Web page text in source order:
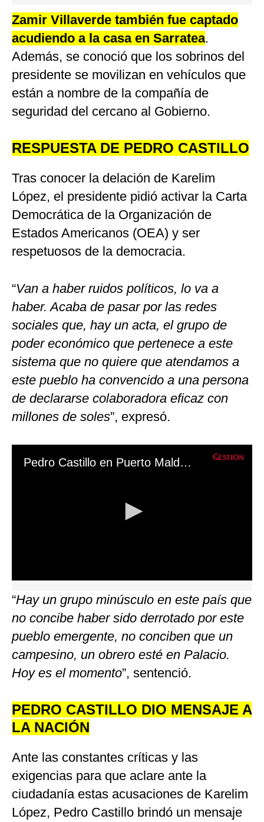
Zamir Villaverde también fue captado
acudiendo a la casa en Sarratea.
Además, se conoció que los sobrinos del
presidente se movilizan en vehículos que
están a nombre de la compañía de
seguridad del cercano al Gobierno.
RESPUESTA DE PEDRO CASTILLO
Tras conocer la delación de Karelim
López, el presidente pidió activar la Carta
Democrática de la Organización de
Estados Americanos (OEA) y ser
respetuosos de la democracia.
“Van a haber ruidos políticos, lo va a
haber. Acaba de pasar por las redes
sociales que, hay un acta, el grupo de
poder económico que pertenece a este
sistema que no quiere que atendamos a
este pueblo ha convencido a una persona
de declararse colaboradora eficaz con
millones de soles”, expresó.
Pedro Castillo en Puerto Maldonado
seconds
of
seconds
“Hay un grupo minúsculo en este país que
no concibe haber sido derrotado por este
pueblo emergente, no conciben que un
campesino, un obrero esté en Palacio.
Hoy es el momento”, sentenció.
PEDRO CASTILLO DIO MENSAJE A
LA NACIÓN
Ante las constantes críticas y las
exigencias para que aclare ante la
ciudadanía estas acusaciones de Karelim
López, Pedro Castillo brindó un mensaje